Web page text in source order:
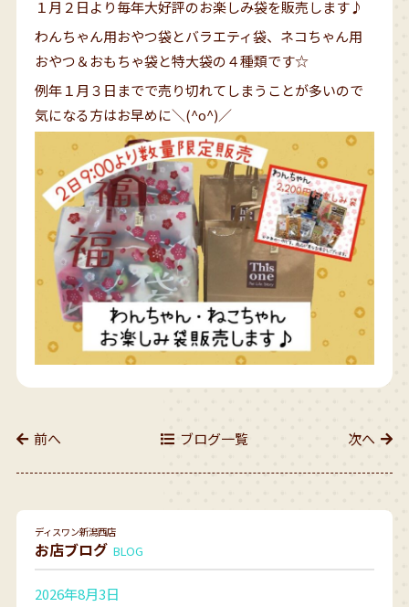
ディスワン新潟西店
お店ブログ BLOG
2026年8月3日
１月２日より毎年大好評のお楽しみ袋を販売します♪
わんちゃん用おやつ袋とバラエティ袋、ネコちゃん用
おやつ＆おもちゃ袋と特大袋の４種類です☆
例年１月３日までで売り切れてしまうことが多いので
気になる方はお早めに＼(^o^)／
前へ ブログ一覧 次へ